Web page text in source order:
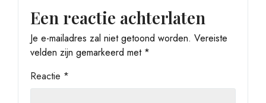
Een reactie achterlaten
Je e-mailadres zal niet getoond worden. Vereiste
velden zijn gemarkeerd met *
Reactie *